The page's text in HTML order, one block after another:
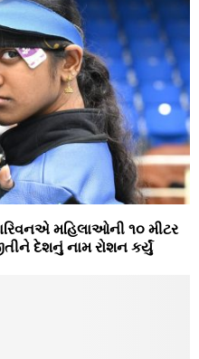
મહિલાઓની ૧૦ મીટર
દેશનું નામ રોશન કર્યું